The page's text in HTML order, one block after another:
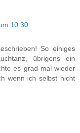
10:30
So einiges
übrigens ein
es grad mal wieder
wenn ich selbst nicht